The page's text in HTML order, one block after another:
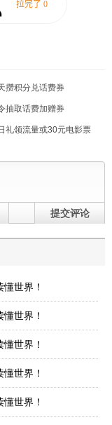
攒积分兑话费券
抽取话费加赠券
礼领流量或30元电影票
提交评论
世界！
世界！
世界！
世界！
世界！